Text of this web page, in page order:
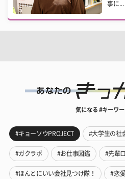
事に...
気になる #キーワ
#キョーソウPROJECT #大学生の社
#ガクラボ #お仕事図鑑 #先輩
#ほんとにいい会社見つけ隊！ #恋